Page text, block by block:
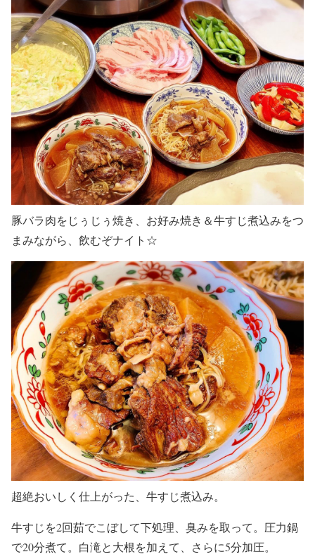
豚バラ肉をじぅじぅ焼き、お好み焼き＆牛すじ煮込みをつ
まみながら、飲むぞナイト☆
超絶おいしく仕上がった、牛すじ煮込み。
牛すじを2回茹でこぼして下処理、臭みを取って。圧力鍋
で20分煮て。白滝と大根を加えて、さらに5分加圧。